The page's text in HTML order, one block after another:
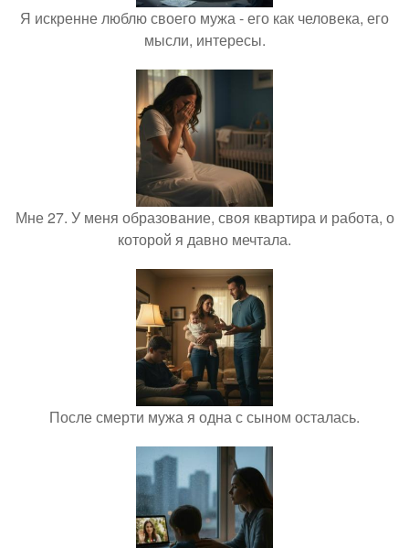
Я искренне люблю своего мужа - его как человека, его
мысли, интересы.
Мне 27. У меня образование, своя квартира и работа, о
которой я давно мечтала.
После смерти мужа я одна с сыном осталась.